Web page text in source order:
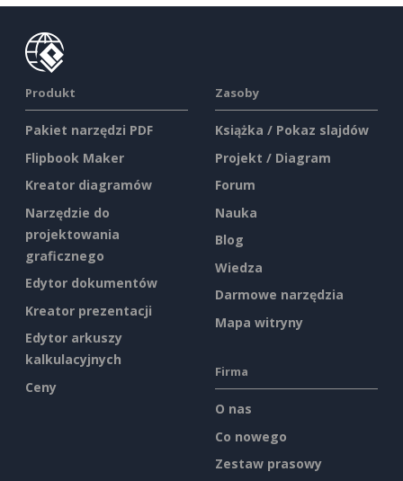
Produkt
Pakiet narzędzi PDF
Flipbook Maker
Kreator diagramów
Narzędzie do
projektowania
graficznego
Edytor dokumentów
Kreator prezentacji
Edytor arkuszy
kalkulacyjnych
Ceny
Zasoby
Książka / Pokaz slajdów
Projekt / Diagram
Forum
Nauka
Blog
Wiedza
Darmowe narzędzia
Mapa witryny
Firma
O nas
Co nowego
Zestaw prasowy